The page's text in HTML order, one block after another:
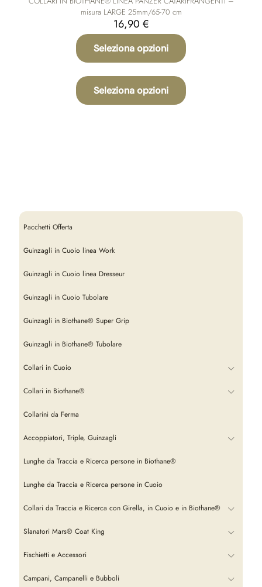
misura LARGE 25mm/65-70 cm
16,90 €
Seleziona opzioni
Seleziona opzioni
prodotto
ha
Pacchetti Offerta
Guinzagli in Cuoio linea Work
Guinzagli in Cuoio linea Dresseur
Guinzagli in Cuoio Tubolare
Guinzagli in Biothane® Super Grip
Guinzagli in Biothane® Tubolare
Collari in Cuoio
Collari in Biothane®
Collarini da Ferma
Accoppiatori, Triple, Guinzagli
Lunghe da Traccia e Ricerca persone in Biothane®
Lunghe da Traccia e Ricerca persone in Cuoio
Collari da Traccia e Ricerca con Girella, in Cuoio e in Biothane®
Slanatori Mars® Coat King
Fischietti e Accessori
Campani, Campanelli e Bubboli